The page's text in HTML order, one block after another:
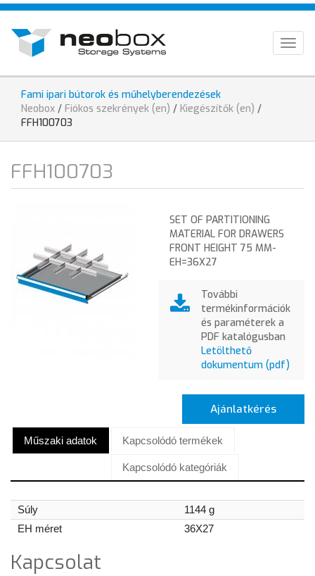
Skip
main
content
EN
Fami ipari bútorok és műhelyberendezések
You
are
here
Neobox / Fiókos szekrények (en) / Kiegészítők (en) /
FFH100703
FFH100703
SET OF PARTITIONING
MATERIAL FOR DRAWERS
FRONT HEIGHT 75 MM-
EH=36X27
További
termékinformációk
és paraméterek a
PDF katalógusban
Letölthető
dokumentum (pdf)
Ajánlatkérés
Műszaki adatok Kapcsolódó termékek
Kapcsolódó kategóriák
Súly
1144 g
EH méret
36X27
Kapcsolat